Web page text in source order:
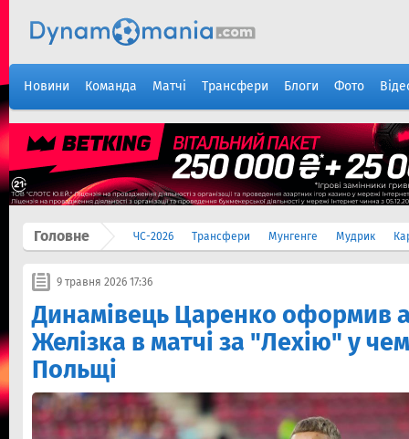
Новини Команда Матчі Трансфери Блоги Фото
Головне ЧС-2026 Трансфери Мунгенге Мудрик
9 травня 2026 17:36
Динамівець Царенко оформив
Желізка в матчі за "Лехію" у
Польщі